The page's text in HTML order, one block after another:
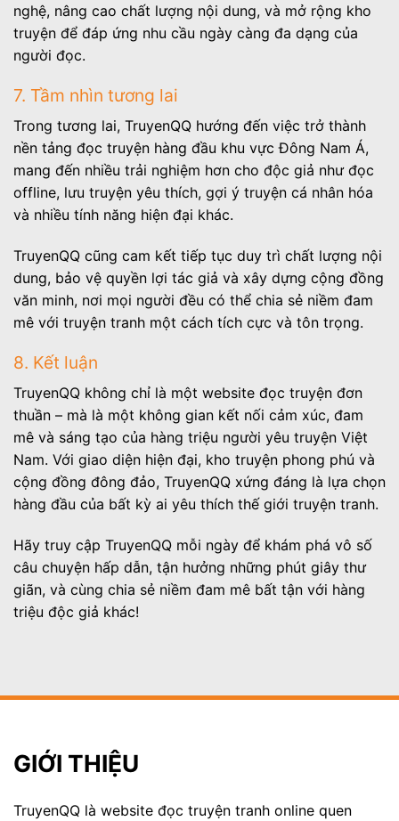
nghệ, nâng cao chất lượng nội dung, và mở rộng kho
truyện để đáp ứng nhu cầu ngày càng đa dạng của
người đọc.
7. Tầm nhìn tương lai
Trong tương lai, TruyenQQ hướng đến việc trở thành
nền tảng đọc truyện hàng đầu khu vực Đông Nam Á,
mang đến nhiều trải nghiệm hơn cho độc giả như đọc
offline, lưu truyện yêu thích, gợi ý truyện cá nhân hóa
và nhiều tính năng hiện đại khác.
TruyenQQ cũng cam kết tiếp tục duy trì chất lượng nội
dung, bảo vệ quyền lợi tác giả và xây dựng cộng đồng
văn minh, nơi mọi người đều có thể chia sẻ niềm đam
mê với truyện tranh một cách tích cực và tôn trọng.
8. Kết luận
TruyenQQ không chỉ là một website đọc truyện đơn
thuần – mà là một không gian kết nối cảm xúc, đam
mê và sáng tạo của hàng triệu người yêu truyện Việt
Nam. Với giao diện hiện đại, kho truyện phong phú và
cộng đồng đông đảo, TruyenQQ xứng đáng là lựa chọn
hàng đầu của bất kỳ ai yêu thích thế giới truyện tranh.
Hãy truy cập TruyenQQ mỗi ngày để khám phá vô số
câu chuyện hấp dẫn, tận hưởng những phút giây thư
giãn, và cùng chia sẻ niềm đam mê bất tận với hàng
triệu độc giả khác!
GIỚI THIỆU
TruyenQQ là website đọc truyện tranh online quen